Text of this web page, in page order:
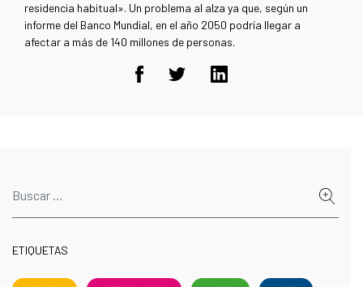
residencia habitual». Un problema al alza ya que, según un
informe del Banco Mundial, en el año 2050 podría llegar a
afectar a más de 140 millones de personas.
ETIQUETAS